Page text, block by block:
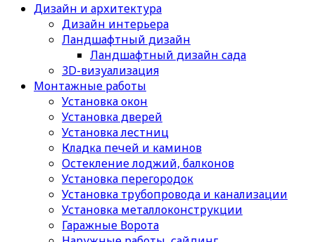
Дизайн и архитектура
Дизайн интерьера
Ландшафтный дизайн
Ландшафтный дизайн сада
3D-визуализация
Монтажные работы
Установка окон
Установка дверей
Установка лестниц
Кладка печей и каминов
Остекление лоджий, балконов
Установка перегородок
Установка трубопровода и канализации
Установка металлоконструкции
Гаражные Ворота